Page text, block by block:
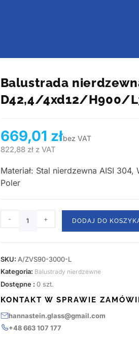
Balustrada
D42,4/4xd12/H900/
669,01 złbez VAT
822,88 złz VAT
Materiał: Stal nierdzewna AISI
Poler
- + DODAJ DO
SKU: A/ZVS90-3000-L
Kategoria: Balustrady nierdzewne
Dostępne : 0 szt.
KONTAKT W SPRAWIE
hannastein.glass@gmail.com
+48 663 107 177